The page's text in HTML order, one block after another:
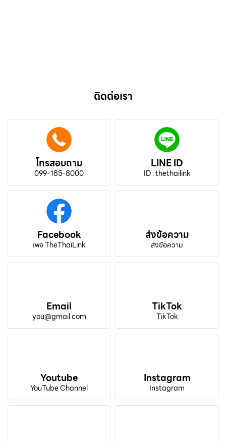
ติดต่อเรา
โทรสอบถาม
099-185-8000
LINE ID
ID : thethailink
Facebook
เพจ TheThaiLink
ส่งข้อความ
ส่งข้อความ
Email
you@gmail.com
TikTok
TikTok
Youtube
YouTube Channel
Instagram
Instagram